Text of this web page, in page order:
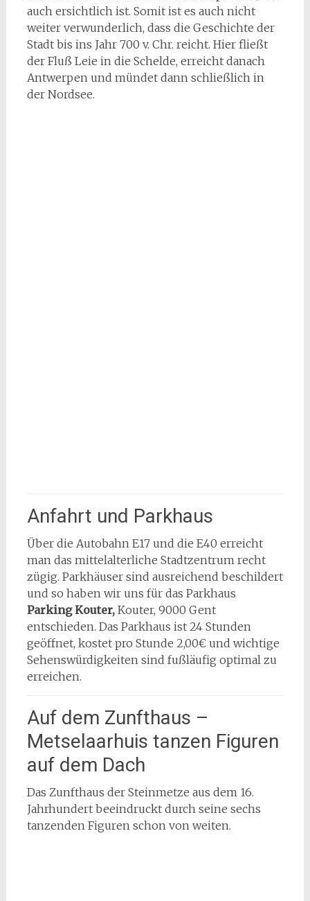
auch ersichtlich ist. Somit ist es auch nicht
weiter verwunderlich, dass die Geschichte der
Stadt bis ins Jahr 700 v. Chr. reicht. Hier fließt
der Fluß Leie in die Schelde, erreicht danach
Antwerpen und mündet dann schließlich in
der Nordsee.
Anfahrt und Parkhaus
Über die Autobahn E17 und die E40 erreicht
man das mittelalterliche Stadtzentrum recht
zügig. Parkhäuser sind ausreichend beschildert
und so haben wir uns für das Parkhaus
Parking Kouter,Kouter, 9000 Gent
entschieden. Das Parkhaus ist 24 Stunden
geöffnet, kostet pro Stunde 2,00€ und wichtige
Sehenswürdigkeiten sind fußläufig optimal zu
erreichen.
Auf dem Zunfthaus –
Metselaarhuis tanzen Figuren
auf dem Dach
Das Zunfthaus der Steinmetze aus dem 16.
Jahrhundert beeindruckt durch seine sechs
tanzenden Figuren schon von weiten.